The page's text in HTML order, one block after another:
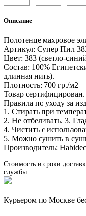
Описание
Полотенце махровое
Артикул: Супер Пил
Цвет: 383 (светло-
Состав: 100%
длинная нить).
Плотность: 700 гр./м2
Товар сертифицирован.
Правила по уходу за
1. Стирать при
2. Не отбеливать. 3.
4. Чистить с
5. Можно сушить в
Производитель:
Стоимость и сроки
службы
Курьером по Москве